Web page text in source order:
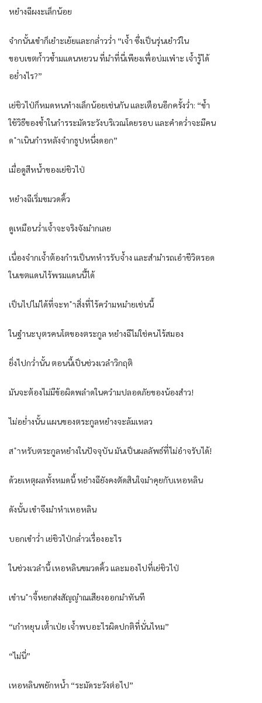
หยำงฉีผงะเล็กน้อย
จำกนั้นเขำก็เยำะเย้ยและกล่ำวว่ำ “เจ้ำ ซึ่งเป็นรุ่นเยำว์ใน
ขอบเขตก้ำวข้ำมแดนหยวน ที่มำที่นี่เพียงเพื่อบ่มเพำะ เจ้ำรู้ได้
อย่ำงไร?”
เย่ชิวไป่ก็หมดหนทำงเล็กน้อยเช่นกัน และเตือนอีกครั้งว่ำ: “ข้ำ
ใช้วิธีของข้ำในกำรระมัดระวังบริเวณโดยรอบ และคำดว่ำจะมีคน
ด ำเนินกำรหลังจำกธูปหนึ่งดอก”
เมื่อดูสีหน้ำของเย่ชิวไป่
หยำงฉีเริ่มขมวดคิ้ว
ดูเหมือนว่ำเจ้ำจะจริงจังมำกเลย
เนื่องจำกเจ้ำต้องกำรเป็นทหำรรับจ้ำง และสำมำรถเอำชีวิตรอด
ในเขตแดนไร้พรมแดนนี้ได้
เป็นไปไม่ได้ที่จะท ำสิ่งที่ไร้ควำมหมำยเช่นนี้
ในฐำนะบุตรคนโตของตระกูล หยำงฉีไม่ใช่คนไร้สมอง
ยิ่งไปกว่ำนั้น ตอนนี้เป็นช่วงเวลำวิกฤติ
มันจะต้องไม่มีข้อผิดพลำดในควำมปลอดภัยของน้องสำว!
ไม่อย่ำงนั้น แผนของตระกูลหยำงจะล้มเหลว
ส ำหรับตระกูลหยำงในปัจจุบัน มันเป็นผลลัพธ์ที่ไม่อำจรับได้!
ด้วยเหตุผลทั้งหมดนี้ หยำงฉียังคงตัดสินใจมำคุยกับเหอหลิน
ดังนั้น เขำจึงมำหำเหอหลิน
บอกเขำว่ำ เย่ชิวไป่กล่ำวเรื่องอะไร
ในช่วงเวลำนี้ เหอหลินขมวดคิ้ว และมองไปที่เย่ชิวไป่
เขำน ำจี้หยกส่งสัญญำณเสียงออกมำทันที
“เกำหยุน เต้ำเป่ย เจ้ำพบอะไรผิดปกติที่นั่นไหม”
“ไม่นี่”
เหอหลินพยักหน้ำ “ระมัดระวังต่อไป”